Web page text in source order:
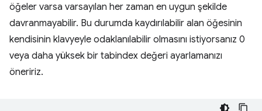
öğeler varsa varsayılan her zaman en uygun şekilde
davranmayabilir. Bu durumda kaydırılabilir alan öğesinin
kendisinin klavyeyle odaklanılabilir olmasını istiyorsanız 0
veya daha yüksek bir tabindex değeri ayarlamanızı
öneririz.